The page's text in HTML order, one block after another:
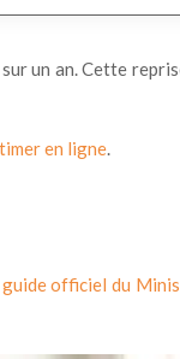
un an. Cette
en ligne.
guide officiel du